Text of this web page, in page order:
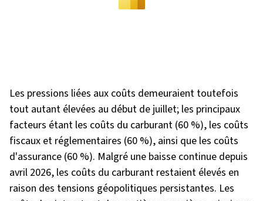
Les pressions liées aux coûts demeuraient toutefois
tout autant élevées au début de juillet; les principaux
facteurs étant les coûts du carburant (60 %), les coûts
fiscaux et réglementaires (60 %), ainsi que les coûts
d'assurance (60 %). Malgré une baisse continue depuis
avril 2026, les coûts du carburant restaient élevés en
raison des tensions géopolitiques persistantes. Les